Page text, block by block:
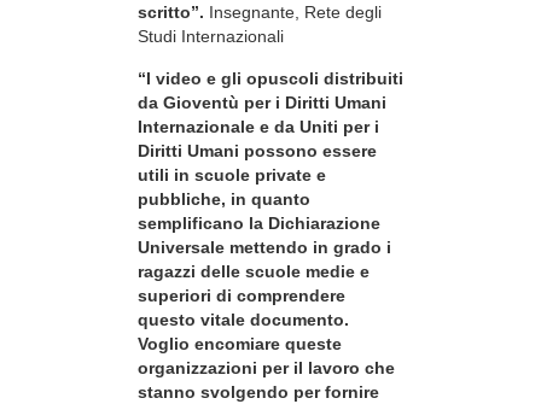
scritto”. Insegnante, Rete degli
Studi Internazionali
“I video e gli opuscoli distribuiti
da Gioventù per i Diritti Umani
Internazionale e da Uniti per i
Diritti Umani possono essere
utili in scuole private e
pubbliche, in quanto
semplificano la Dichiarazione
Universale mettendo in grado i
ragazzi delle scuole medie e
superiori di comprendere
questo vitale documento.
Voglio encomiare queste
organizzazioni per il lavoro che
stanno svolgendo per fornire